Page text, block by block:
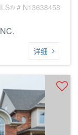
# N13638458
详细